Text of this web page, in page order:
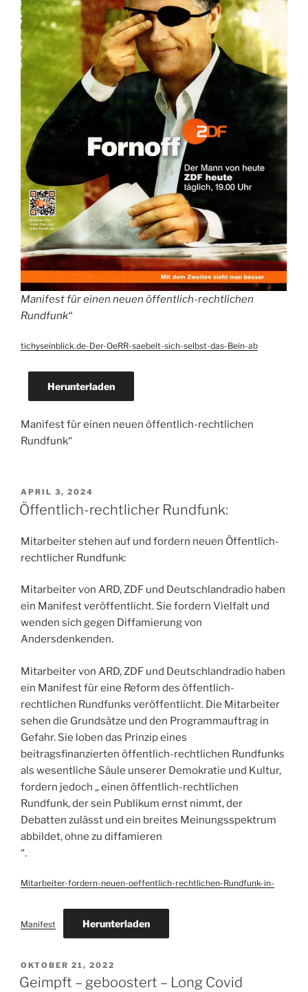
Manifest für einen neuen öffentlich-rechtlichen
Rundfunk“
tichyseinblick.de-Der-OeRR-saebelt-sich-selbst-das-Bein-ab
Herunterladen
Manifest für einen neuen öffentlich-rechtlichen
Rundfunk“
VERÖFFENTLICHT
AM
APRIL 3, 2024
Öffentlich-rechtlicher Rundfunk:
Mitarbeiter stehen auf und fordern neuen Öffentlich-
rechtlicher Rundfunk:
Mitarbeiter von ARD, ZDF und Deutschlandradio haben
ein Manifest veröffentlicht. Sie fordern Vielfalt und
wenden sich gegen Diffamierung von
Andersdenkenden.
Mitarbeiter von ARD, ZDF und Deutschlandradio haben
ein Manifest für eine Reform des öffentlich-
rechtlichen Rundfunks veröffentlicht. Die Mitarbeiter
sehen die Grundsätze und den Programmauftrag in
Gefahr. Sie loben das Prinzip eines
beitragsfinanzierten öffentlich-rechtlichen Rundfunks
als wesentliche Säule unserer Demokratie und Kultur,
fordern jedoch „ einen öffentlich-rechtlichen
Rundfunk, der sein Publikum ernst nimmt, der
Debatten zulässt und ein breites Meinungsspektrum
abbildet, ohne zu diffamieren
“.
Mitarbeiter-fordern-neuen-oeffentlich-rechtlichen-Rundfunk-in-
Manifest Herunterladen
VERÖFFENTLICHT
AM
OKTOBER 21, 2022
Geimpft – geboostert – Long Covid